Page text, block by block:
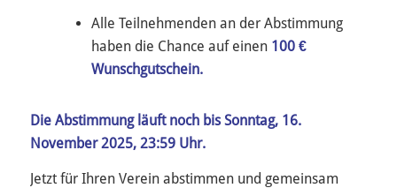
Alle Teilnehmenden an der Abstimmung
haben die Chance auf einen 100 €
Wunschgutschein.
Die Abstimmung läuft noch bis Sonntag, 16.
November 2025, 23:59 Uhr.
Jetzt für Ihren Verein abstimmen und gemeinsam